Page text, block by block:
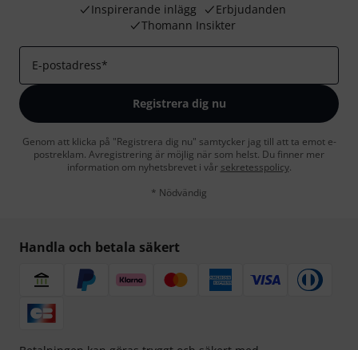
Inspirerande inlägg
Erbjudanden
Thomann Insikter
E-postadress*
Registrera dig nu
Genom att klicka på "Registrera dig nu" samtycker jag till att ta emot e-
postreklam. Avregistrering är möjlig när som helst. Du finner mer
information om nyhetsbrevet i vår sekretesspolicy.
* Nödvändig
Handla och betala säkert